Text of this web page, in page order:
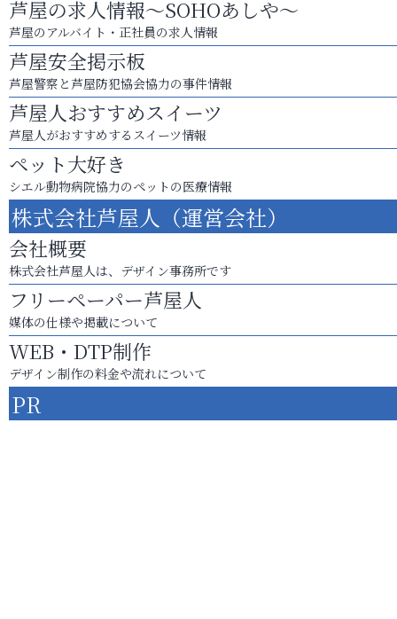
芦屋の求人情報～SOHOあしや～
芦屋のアルバイト・正社員の求人情報
芦屋安全掲示板
芦屋警察と芦屋防犯協会協力の事件情報
芦屋人おすすめスイーツ
芦屋人がおすすめするスイーツ情報
ペット大好き
シエル動物病院協力のペットの医療情報
株式会社芦屋人（運営会社）
会社概要
株式会社芦屋人は、デザイン事務所です
フリーペーパー芦屋人
媒体の仕様や掲載について
WEB・DTP制作
デザイン制作の料金や流れについて
PR